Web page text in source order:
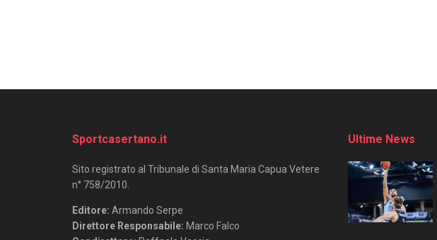
Sportcasertano.it
Sito registrato al Tribunale di Santa Maria Capua Vetere
n° 758/2010.
Editore: Armando Serpe
Direttore Responsabile: Marco Falco
Ultime News